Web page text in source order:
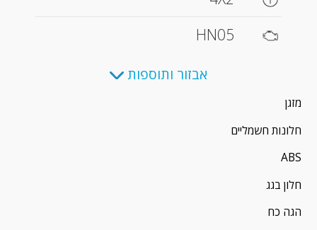
HN05
אבזור ותוספות
מזגן
חלונות חשמליים
ABS
חלון בגג
הגה כח